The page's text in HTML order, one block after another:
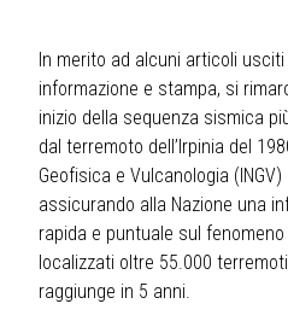
In merito ad alcuni articoli
informazione e stampa, si
inizio della sequenza sismica
dal terremoto dell’Irpinia del
Geofisica e Vulcanologia
assicurando alla Nazione una
rapida e puntuale sul
localizzati oltre 55.000
raggiunge in 5 anni.